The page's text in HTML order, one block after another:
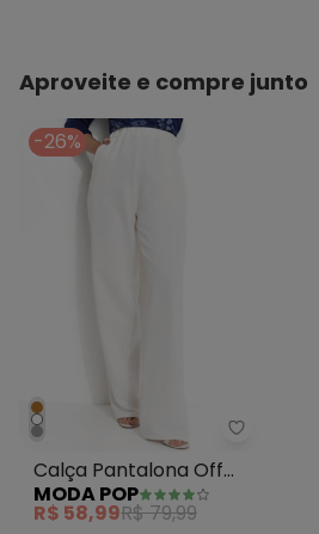
Aproveite e compre junto
-26%
Moda
Calça Pantalona Off
White com Bolsos
Funcionais
MODA POP
R$ 58,99R$ 79,99